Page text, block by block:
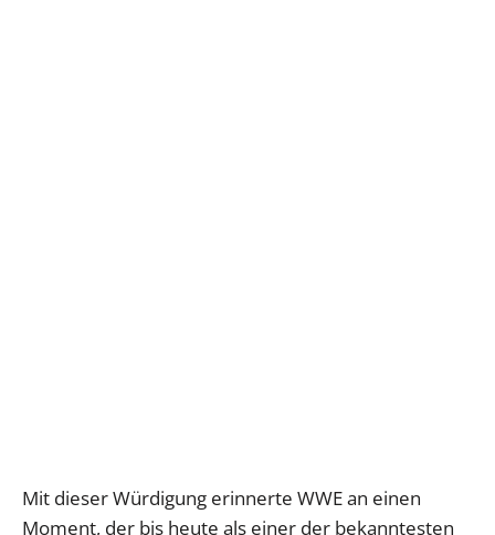
Mit dieser Würdigung erinnerte WWE an einen
Moment, der bis heute als einer der bekanntesten